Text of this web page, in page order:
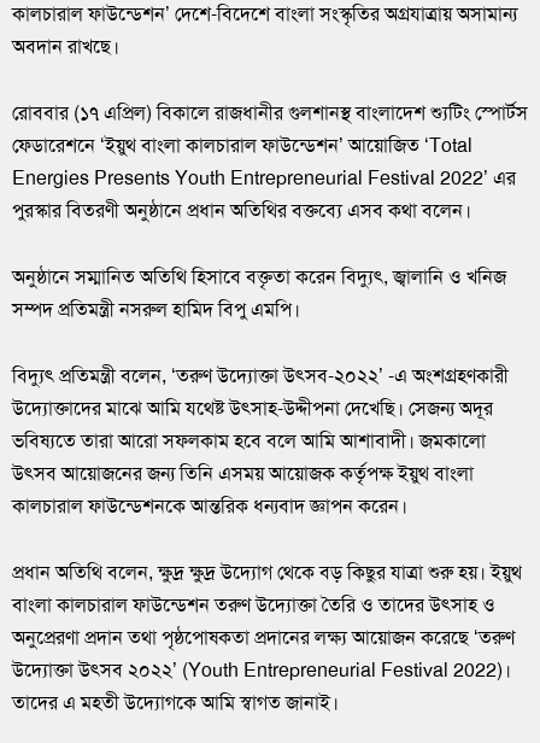
কালচারাল ফাউন্ডেশন’ দেশে-বিদেশে বাংলা সংস্কৃতির অগ্রযাত্রায় অসামান্য
অবদান রাখছে।
রোববার (১৭ এপ্রিল) বিকালে রাজধানীর গুলশানস্থ বাংলাদেশ শ্যুটিং স্পোর্টস
ফেডারেশনে ‘ইয়ুথ বাংলা কালচারাল ফাউন্ডেশন’ আয়োজিত ‘Total
Energies Presents Youth Entrepreneurial Festival 2022’ এর
পুরস্কার বিতরণী অনুষ্ঠানে প্রধান অতিথির বক্তব্যে এসব কথা বলেন।
অনুষ্ঠানে সম্মানিত অতিথি হিসাবে বক্তৃতা করেন বিদ্যুৎ, জ্বালানি ও খনিজ
সম্পদ প্রতিমন্ত্রী নসরুল হামিদ বিপু এমপি।
বিদ্যুৎ প্রতিমন্ত্রী বলেন, ‘তরুণ উদ্যোক্তা উৎসব-২০২২’ -এ অংশগ্রহণকারী
উদ্যোক্তাদের মাঝে আমি যথেষ্ট উৎসাহ-উদ্দীপনা দেখেছি। সেজন্য অদূর
ভবিষ্যতে তারা আরো সফলকাম হবে বলে আমি আশাবাদী। জমকালো
উৎসব আয়োজনের জন্য তিনি এসময় আয়োজক কর্তৃপক্ষ ইয়ুথ বাংলা
কালচারাল ফাউন্ডেশনকে আন্তরিক ধন্যবাদ জ্ঞাপন করেন।
প্রধান অতিথি বলেন, ক্ষুদ্র ক্ষুদ্র উদ্যোগ থেকে বড় কিছুর যাত্রা শুরু হয়। ইয়ুথ
বাংলা কালচারাল ফাউন্ডেশন তরুণ উদ্যোক্তা তৈরি ও তাদের উৎসাহ ও
অনুপ্রেরণা প্রদান তথা পৃষ্ঠপোষকতা প্রদানের লক্ষ্য আয়োজন করেছে ‘তরুণ
উদ্যোক্তা উৎসব ২০২২’ (Youth Entrepreneurial Festival 2022)।
তাদের এ মহতী উদ্যোগকে আমি স্বাগত জানাই।